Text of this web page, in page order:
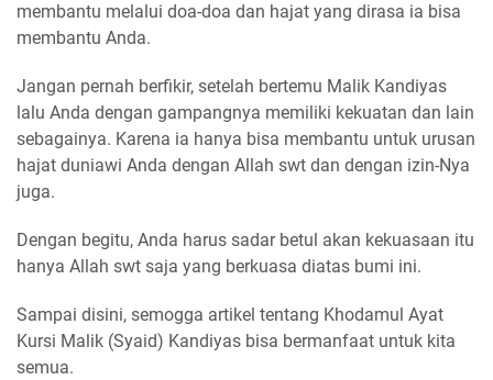
membantu melalui doa-doa dan hajat yang dirasa ia bisa
membantu Anda.
Jangan pernah berfikir, setelah bertemu Malik Kandiyas
lalu Anda dengan gampangnya memiliki kekuatan dan lain
sebagainya. Karena ia hanya bisa membantu untuk urusan
hajat duniawi Anda dengan Allah swt dan dengan izin-Nya
juga.
Dengan begitu, Anda harus sadar betul akan kekuasaan itu
hanya Allah swt saja yang berkuasa diatas bumi ini.
Sampai disini, semogga artikel tentang Khodamul Ayat
Kursi Malik (Syaid) Kandiyas bisa bermanfaat untuk kita
semua.